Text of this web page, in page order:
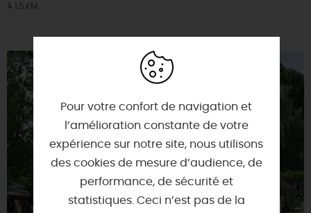
À 1.5 KM
Pour votre confort de navigation et
l’amélioration constante de votre
expérience sur notre site, nous utilisons
des cookies de mesure d’audience, de
performance, de sécurité et
statistiques. Ceci n’est pas de la